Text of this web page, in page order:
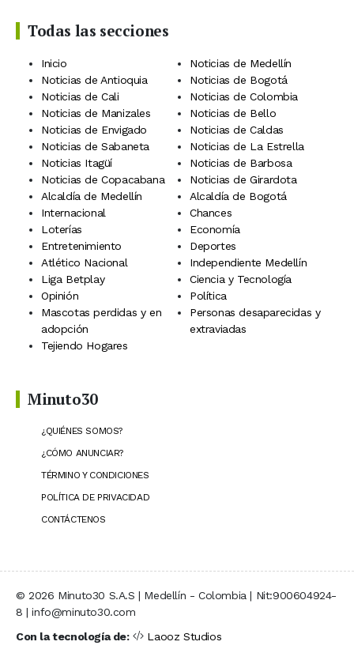
Todas las secciones
Inicio
Noticias de Medellín
Noticias de Antioquia
Noticias de Bogotá
Noticias de Cali
Noticias de Colombia
Noticias de Manizales
Noticias de Bello
Noticias de Envigado
Noticias de Caldas
Noticias de Sabaneta
Noticias de La Estrella
Noticias Itagüí
Noticias de Barbosa
Noticias de Copacabana
Noticias de Girardota
Alcaldía de Medellín
Alcaldía de Bogotá
Internacional
Chances
Loterías
Economía
Entretenimiento
Deportes
Atlético Nacional
Independiente Medellín
Liga Betplay
Ciencia y Tecnología
Opinión
Política
Mascotas perdidas y en
adopción
Personas desaparecidas y
extraviadas
Tejiendo Hogares
Minuto30
¿QUIÉNES SOMOS?
¿CÓMO ANUNCIAR?
TÉRMINO Y CONDICIONES
POLÍTICA DE PRIVACIDAD
CONTÁCTENOS
© 2026 Minuto30 S.A.S | Medellín - Colombia | Nit:900604924-
8 | info@minuto30.com
Con la tecnología de:
Laooz Studios